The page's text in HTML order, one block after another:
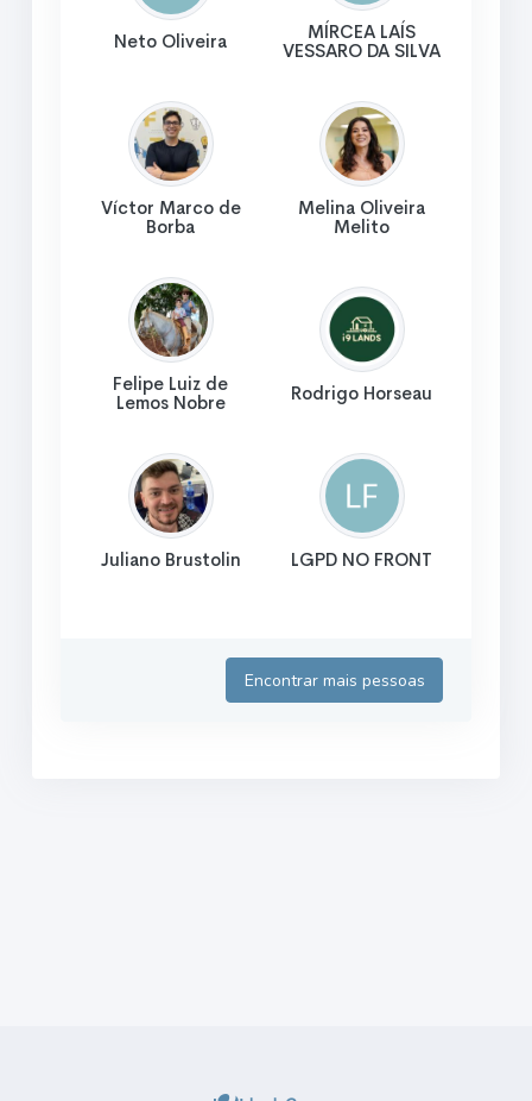
Neto Oliveira
MÍRCEA LAÍS
VESSARO DA SILVA
Víctor Marco de
Borba
Melina Oliveira
Melito
Felipe Luiz de
Lemos Nobre
Rodrigo Horseau
Juliano Brustolin LGPD NO FRONT
Encontrar mais pessoas